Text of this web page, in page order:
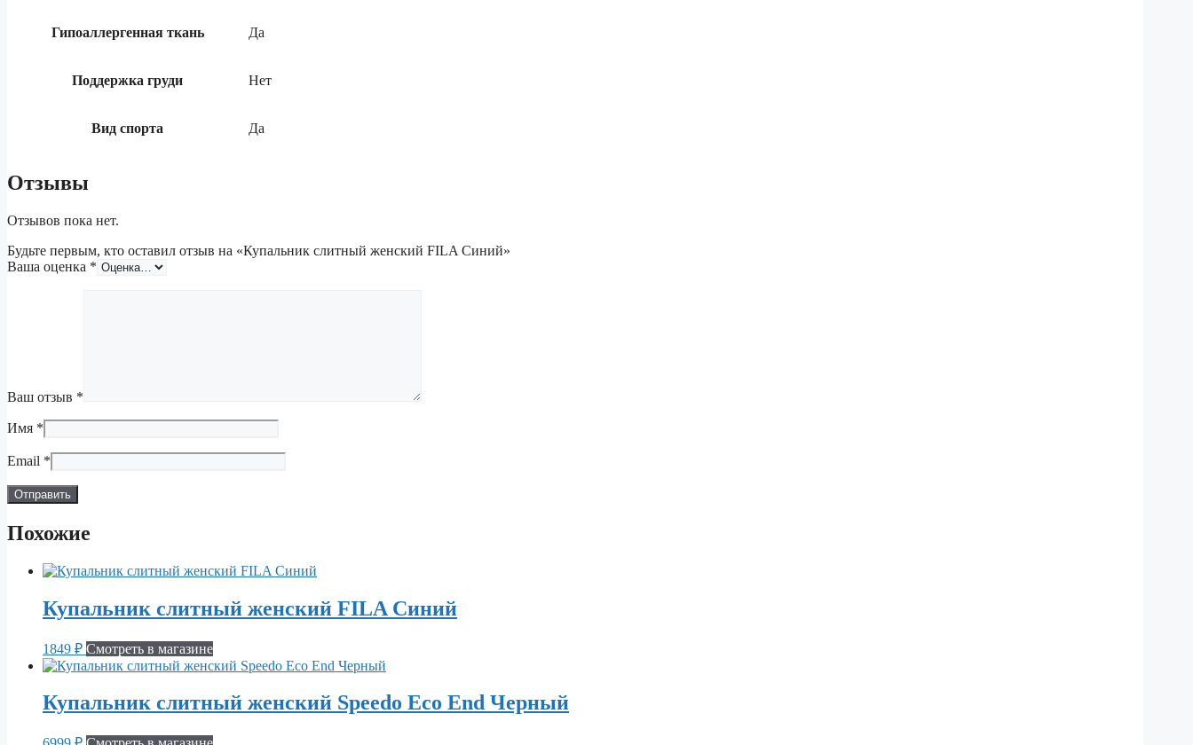
Гипоаллергенная ткань Да
Поддержка груди Нет
Вид спорта Да
Отзывы
Отзывов пока нет.
Будьте первым, кто оставил отзыв на «Купальник слитный женский FILA Синий»
Ваша оценка *
Ваш отзыв *
Имя *
Email *
Похожие
Купальник слитный женский FILA Синий
1849 ₽ Смотреть в магазине
Купальник слитный женский Speedo Eco End Черный